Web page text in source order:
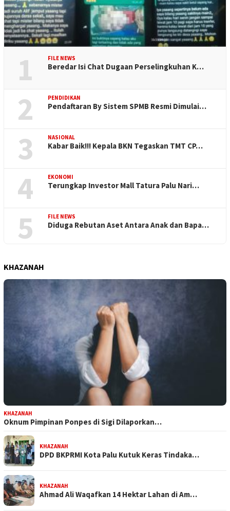
1 FILE NEWS
Beredar Isi Chat Dugaan Perselingkuhan K…
2 PENDIDIKAN
Pendaftaran By Sistem SPMB Resmi Dimulai…
3 NASIONAL
Kabar Baik!!! Kepala BKN Tegaskan TMT CP…
4 EKONOMI
Terungkap Investor Mall Tatura Palu Nari…
5 FILE NEWS
Diduga Rebutan Aset Antara Anak dan Bapa…
KHAZANAH
KHAZANAH
Oknum Pimpinan Ponpes di Sigi Dilaporkan…
KHAZANAH
DPD BKPRMI Kota Palu Kutuk Keras Tindaka…
KHAZANAH
Ahmad Ali Waqafkan 14 Hektar Lahan di Am…